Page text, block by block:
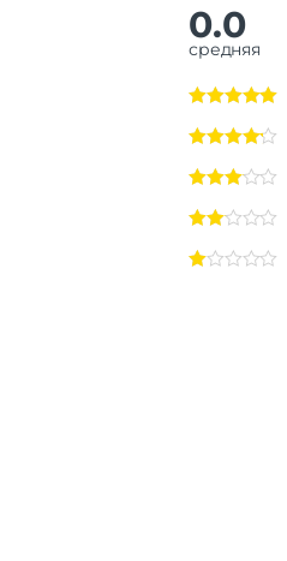
0.0
средняя